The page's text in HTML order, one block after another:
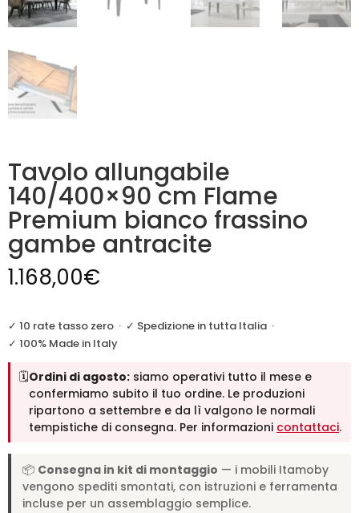
Tavolo allungabile
140/400×90 cm Flame
Premium bianco frassino
gambe antracite
1.168,00€
✓ 10 rate tasso zero · ✓ Spedizione in tutta Italia ·
✓ 100% Made in Italy
🗓️Ordini di agosto: siamo operativi tutto il mese e
confermiamo subito il tuo ordine. Le produzioni
ripartono a settembre e da lì valgono le normali
tempistiche di consegna. Per informazioni contattaci.
📦 Consegna in kit di montaggio — i mobili Itamoby
vengono spediti smontati, con istruzioni e ferramenta
incluse per un assemblaggio semplice.